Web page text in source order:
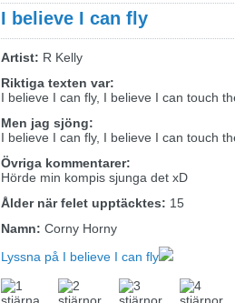
I believe I can fly
Artist: R Kelly
Riktiga texten var:
I believe I can fly, I believe I can touch
Men jag sjöng:
I believe I can fly, I believe I can touch
Övriga kommentarer:
Hörde min kompis sjunga det xD
Ålder när felet upptäcktes: 15
Namn: Corny Horny
Lyssna på I believe I can fly